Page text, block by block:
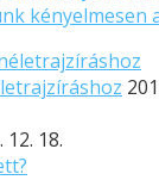
kényelmesen
12. 18.